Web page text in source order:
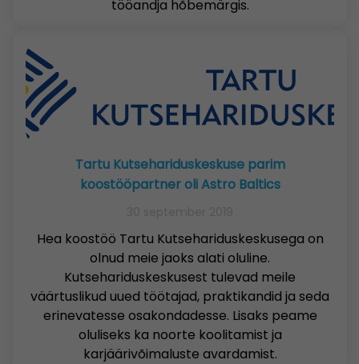
tööandja hõbemärgis.
Tartu Kutsehariduskeskuse parim
koostööpartner oli Astro Baltics
Hea koostöö Tartu Kutsehariduskeskusega on
olnud meie jaoks alati oluline.
Kutsehariduskeskusest tulevad meile
väärtuslikud uued töötajad, praktikandid ja seda
erinevatesse osakondadesse. Lisaks peame
oluliseks ka noorte koolitamist ja
karjäärivõimaluste avardamist.